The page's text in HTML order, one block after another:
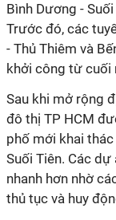
Bình Dương -
Trước đó, các
- Thủ Thiêm và
khởi công từ cuối
Sau khi mở rộng
đô thị TP HCM
phố mới khai
Suối Tiên. Các
nhanh hơn nhờ
thủ tục và huy